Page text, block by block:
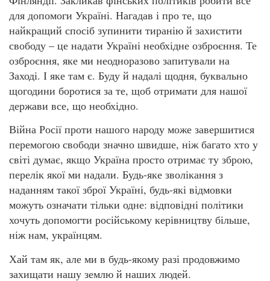
для допомоги Україні. Нагадав і про те, що
найкращий спосіб зупинити тиранію й захистити
свободу – це надати Україні необхідне озброєння. Те
озброєння, яке ми неодноразово запитували на
Заході. І яке там є. Буду й надалі щодня, буквально
щогодини боротися за те, щоб отримати для нашої
держави все, що необхідно.
Війна Росії проти нашого народу може завершитися
перемогою свободи значно швидше, ніж багато хто у
світі думає, якщо Україна просто отримає ту зброю,
перелік якої ми надали. Будь-яке зволікання з
наданням такої зброї Україні, будь-які відмовки
можуть означати тільки одне: відповідні політики
хочуть допомогти російському керівництву більше,
ніж нам, українцям.
Хай там як, але ми в будь-якому разі продовжимо
захищати нашу землю й наших людей.